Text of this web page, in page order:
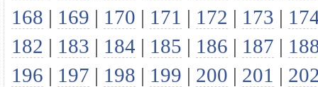
168 | 169 | 170 | 171 | 172 | 173 |
182 | 183 | 184 | 185 | 186 | 187 |
196 | 197 | 198 | 199 | 200 | 201 |